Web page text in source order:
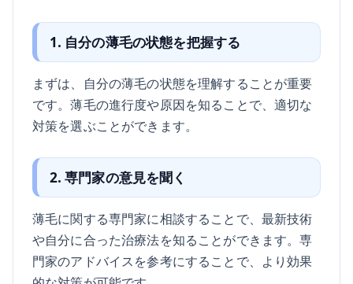
1. 自分の薄毛の状態を把握する
まずは、自分の薄毛の状態を理解することが重要
です。薄毛の進行度や原因を知ることで、適切な
対策を選ぶことができます。
2. 専門家の意見を聞く
薄毛に関する専門家に相談することで、最新技術
や自分に合った治療法を知ることができます。専
門家のアドバイスを参考にすることで、より効果